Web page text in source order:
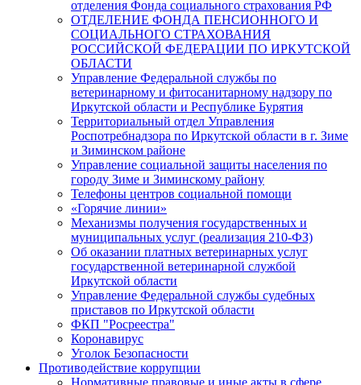
отделения Фонда социального страхования РФ
ОТДЕЛЕНИЕ ФОНДА ПЕНСИОННОГО И
СОЦИАЛЬНОГО СТРАХОВАНИЯ
РОССИЙСКОЙ ФЕДЕРАЦИИ ПО ИРКУТСКОЙ
ОБЛАСТИ
Управление Федеральной службы по
ветеринарному и фитосанитарному надзору по
Иркутской области и Республике Бурятия
Территориальный отдел Управления
Роспотребнадзора по Иркутской области в г. Зиме
и Зиминском районе
Управление социальной защиты населения по
городу Зиме и Зиминскому району
Телефоны центров социальной помощи
«Горячие линии»
Механизмы получения государственных и
муниципальных услуг (реализация 210-ФЗ)
Об оказании платных ветеринарных услуг
государственной ветеринарной службой
Иркутской области
Управление Федеральной службы судебных
приставов по Иркутской области
ФКП "Росреестра"
Коронавирус
Уголок Безопасности
Противодействие коррупции
Нормативные правовые и иные акты в сфере